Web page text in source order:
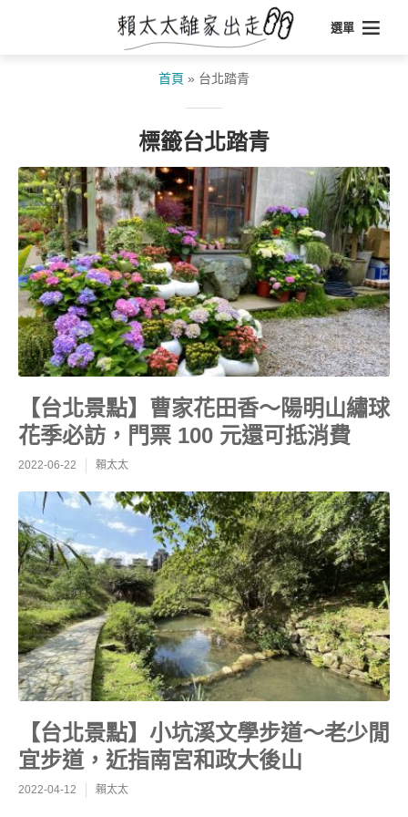
選單
首頁 » 台北踏青
標籤台北踏青
【台北景點】曹家花田香～陽明山繡球
花季必訪，門票 100 元還可抵消費
2022-06-22 賴太太
【台北景點】小坑溪文學步道～老少閒
宜步道，近指南宮和政大後山
2022-04-12 賴太太